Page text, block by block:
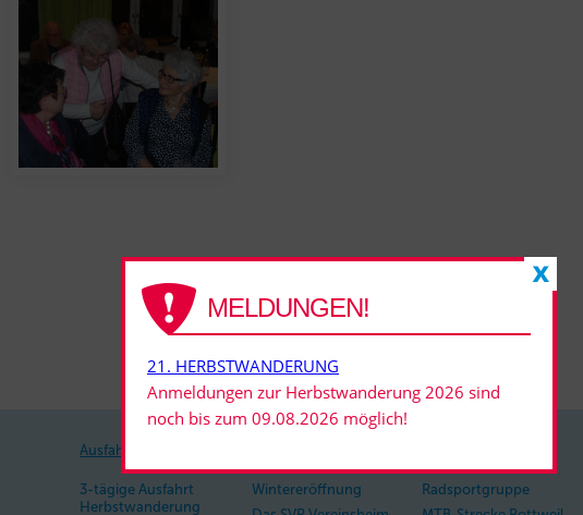
Ausfahrten
3-tägige Ausfahrt
Herbstwanderung
Wintereröffnung
Radsportgruppe
MELDUNGEN!
21. HERBSTWANDERUNG
Anmeldungen zur Herbstwanderung 2026 sind
noch bis zum 09.08.2026 möglich!